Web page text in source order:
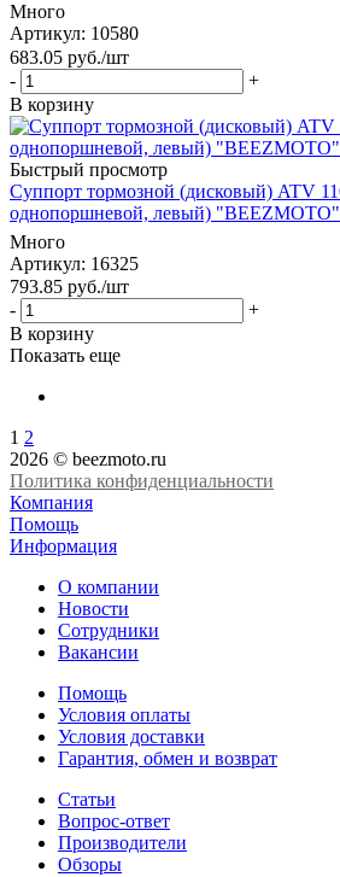
Много
Артикул: 10580
683.05 руб./шт
-
+
В корзину
Быстрый просмотр
Суппорт тормозной (дисковый) ATV
однопоршневой, левый) "BEEZMOTO"
Много
Артикул: 16325
793.85 руб./шт
-
+
В корзину
Показать еще
1 2
2026 © beezmoto.ru
Политика конфиденциальности
Компания
Помощь
Информация
О компании
Новости
Сотрудники
Вакансии
Помощь
Условия оплаты
Условия доставки
Гарантия, обмен и возврат
Статьи
Вопрос-ответ
Производители
Обзоры